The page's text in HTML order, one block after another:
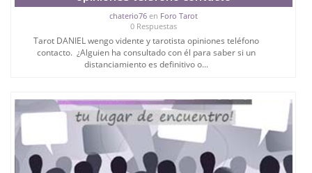
chaterio76en Foro Tarot
0 Respuestas
Tarot DANIEL wengo vidente y tarotista opiniones teléfono
contacto. ¿Alguien ha consultado con él para saber si un
distanciamiento es definitivo o...